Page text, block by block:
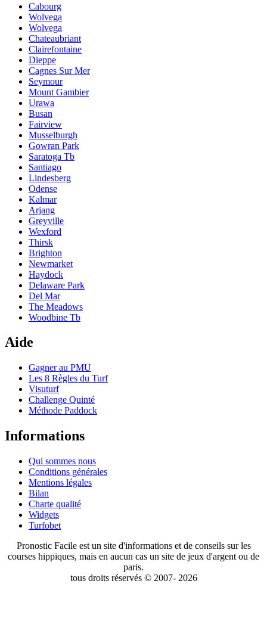
Cabourg
Wolvega
Wolvega
Chateaubriant
Clairefontaine
Dieppe
Cagnes Sur Mer
Seymour
Mount Gambier
Urawa
Busan
Fairview
Musselburgh
Gowran Park
Saratoga Tb
Santiago
Lindesberg
Odense
Kalmar
Arjang
Greyville
Wexford
Thirsk
Brighton
Newmarket
Haydock
Delaware Park
Del Mar
The Meadows
Woodbine Tb
Aide
Gagner au PMU
Les 8 Règles du Turf
Visuturf
Challenge Quinté
Méthode Paddock
Informations
Qui sommes nous
Conditions générales
Mentions légales
Bilan
Charte qualité
Widgets
Turfobet
Pronostic Facile est un site d'informations et de conseils sur les
courses hippiques, mais en aucun cas un site de jeux d'argent ou de
paris.
tous droits réservés © 2007- 2026